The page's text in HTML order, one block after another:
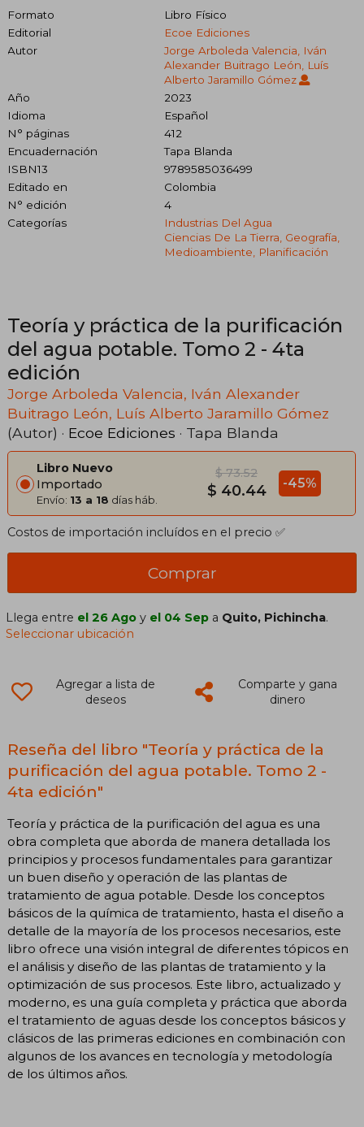
Formato
Libro Físico
Editorial
Ecoe Ediciones
Autor
Jorge Arboleda Valencia, Iván
Alexander Buitrago León, Luís
Alberto Jaramillo Gómez
Año
2023
Idioma
Español
N° páginas
412
Encuadernación
Tapa Blanda
ISBN13
9789585036499
Editado en
Colombia
N° edición
4
Categorías
Industrias Del Agua
Ciencias De La Tierra, Geografía,
Medioambiente, Planificación
Teoría y práctica de la purificación
del agua potable. Tomo 2 - 4ta
edición
Jorge Arboleda Valencia, Iván Alexander
Buitrago León, Luís Alberto Jaramillo Gómez
(Autor) · Ecoe Ediciones · Tapa Blanda
Libro Nuevo
Importado
Envío: 13 a 18 días háb.
$ 73.52
$ 40.44 -45%
Costos de importación incluídos en el precio ✅
Comprar
Llega entre el 26 Ago y el 04 Sep a Quito, Pichincha.
Seleccionar ubicación
Agregar a lista de
deseos
Comparte y gana
dinero
Reseña del libro "Teoría y práctica de la
purificación del agua potable. Tomo 2 -
4ta edición"
Teoría y práctica de la purificación del agua es una
obra completa que aborda de manera detallada los
principios y procesos fundamentales para garantizar
un buen diseño y operación de las plantas de
tratamiento de agua potable. Desde los conceptos
básicos de la química de tratamiento, hasta el diseño a
detalle de la mayoría de los procesos necesarios, este
libro ofrece una visión integral de diferentes tópicos en
el análisis y diseño de las plantas de tratamiento y la
optimización de sus procesos. Este libro, actualizado y
moderno, es una guía completa y práctica que aborda
el tratamiento de aguas desde los conceptos básicos y
clásicos de las primeras ediciones en combinación con
algunos de los avances en tecnología y metodología
de los últimos años.